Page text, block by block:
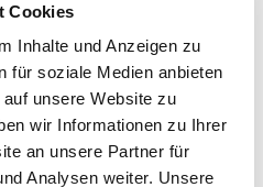
Cookies
Inhalte und Anzeigen zu
für soziale Medien anbieten
unsere Website zu
wir Informationen zu Ihrer
an unsere Partner für
Analysen weiter. Unsere